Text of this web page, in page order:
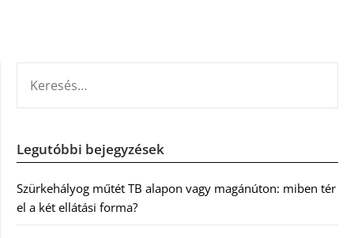
Legutóbbi bejegyzések
Szürkehályog műtét TB alapon vagy magánúton: miben tér
el a két ellátási forma?